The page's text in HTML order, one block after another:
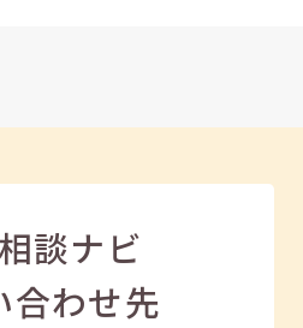
談ナビ
合わせ先